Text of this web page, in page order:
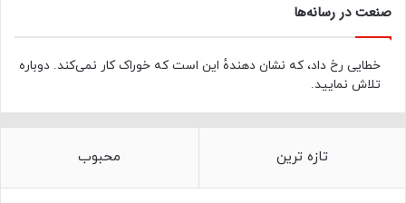
صنعت در رسانه‌ها
خطایی رخ داد، که نشان دهندهٔ این است که خوراک کار نمی‌کند. دوباره
تلاش نمایید.
تازه ترین محبوب